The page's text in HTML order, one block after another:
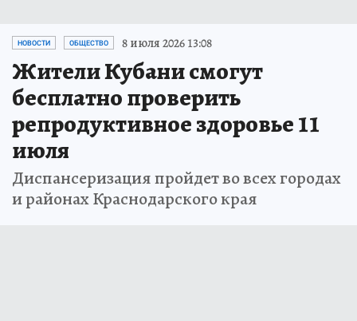
НОВОСТИ ОБЩЕСТВО 8 июля 2026 13:08
Жители Кубани смогут
бесплатно проверить
репродуктивное здоровье 11
июля
Диспансеризация пройдет во всех городах
и районах Краснодарского края